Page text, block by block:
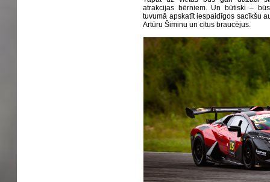
atrakcijas bērniem. Un būtiski –
tuvumā apskatīt iespaidīgos sacīkšu
Artūru Šiminu un citus braucējus.